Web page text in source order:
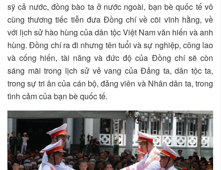
sỹ cả nước, đồng bào ta ở nước ngoài, bạn bè quốc tế vô
cùng thương tiếc tiễn đưa Đồng chí về cõi vĩnh hằng, về
với lịch sử hào hùng của dân tộc Việt Nam văn hiến và anh
hùng. Đồng chí ra đi nhưng tên tuổi và sự nghiệp, công lao
và cống hiến, tài năng và đức độ của Đồng chí sẽ còn
sáng mãi trong lịch sử vẻ vang của Đảng ta, dân tộc ta,
trong sự tri ân của cán bộ, đảng viên và Nhân dân ta, trong
tình cảm của bạn bè quốc tế.